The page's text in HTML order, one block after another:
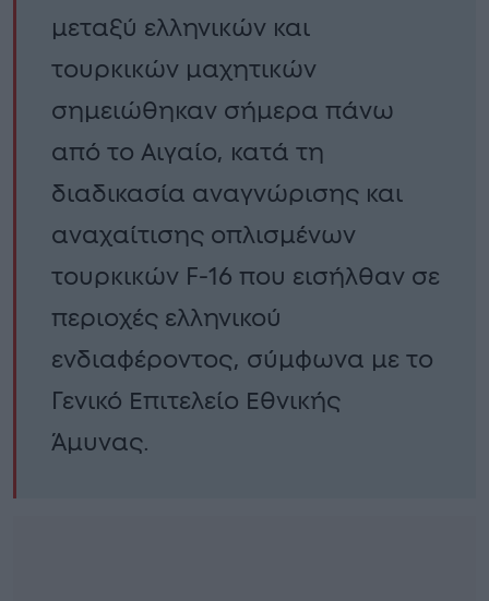
μεταξύ ελληνικών και
τουρκικών μαχητικών
σημειώθηκαν σήμερα πάνω
από το Αιγαίο, κατά τη
διαδικασία αναγνώρισης και
αναχαίτισης οπλισμένων
τουρκικών F-16 που εισήλθαν σε
περιοχές ελληνικού
ενδιαφέροντος, σύμφωνα με το
Γενικό Επιτελείο Εθνικής
Άμυνας.